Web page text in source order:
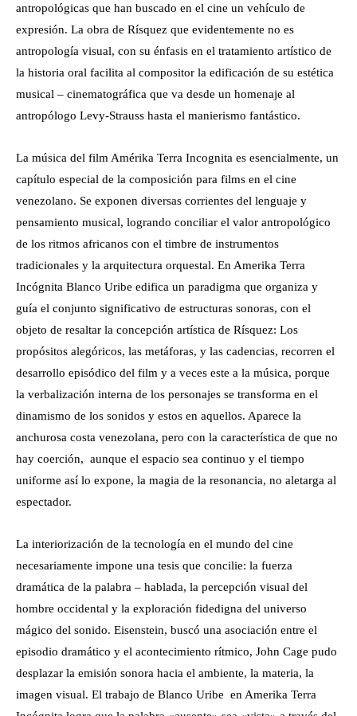
antropológicas que han buscado en el cine un vehículo de
expresión. La obra de Rísquez que evidentemente no es
antropología visual, con su énfasis en el tratamiento artístico de
la historia oral facilita al compositor la edificación de su estética
musical – cinematográfica que va desde un homenaje al
antropólogo Levy-Strauss hasta el manierismo fantástico.
La música del film Amérika Terra Incognita es esencialmente, un
capítulo especial de la composición para films en el cine
venezolano. Se exponen diversas corrientes del lenguaje y
pensamiento musical, logrando conciliar el valor antropológico
de los ritmos africanos con el timbre de instrumentos
tradicionales y la arquitectura orquestal. En Amerika Terra
Incógnita Blanco Uribe edifica un paradigma que organiza y
guía el conjunto significativo de estructuras sonoras, con el
objeto de resaltar la concepción artística de Rísquez: Los
propósitos alegóricos, las metáforas, y las cadencias, recorren el
desarrollo episódico del film y a veces este a la música, porque
la verbalización interna de los personajes se transforma en el
dinamismo de los sonidos y estos en aquellos. Aparece la
anchurosa costa venezolana, pero con la característica de que no
hay coerción, aunque el espacio sea continuo y el tiempo
uniforme así lo expone, la magia de la resonancia, no aletarga al
espectador.
La interiorización de la tecnología en el mundo del cine
necesariamente impone una tesis que concilie: la fuerza
dramática de la palabra – hablada, la percepción visual del
hombre occidental y la exploración fidedigna del universo
mágico del sonido. Eisenstein, buscó una asociación entre el
episodio dramático y el acontecimiento rítmico, John Cage pudo
desplazar la emisión sonora hacia el ambiente, la materia, la
imagen visual. El trabajo de Blanco Uribe en Amerika Terra